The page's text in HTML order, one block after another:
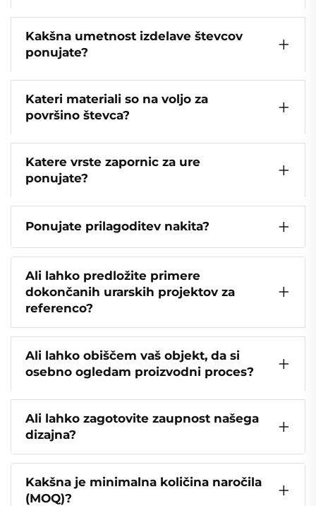
Kakšna umetnost izdelave števcov
ponujate?
Kateri materiali so na voljo za
površino števca?
Katere vrste zapornic za ure
ponujate?
Ponujate prilagoditev nakita?
Ali lahko predložite primere
dokončanih urarskih projektov za
referenco?
Ali lahko obiščem vaš objekt, da si
osebno ogledam proizvodni proces?
Ali lahko zagotovite zaupnost našega
dizajna?
Kakšna je minimalna količina naročila
(MOQ)?